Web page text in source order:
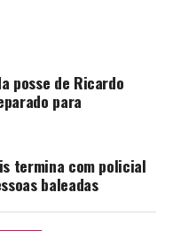
posse de Ricardo
para
termina com policial
baleadas